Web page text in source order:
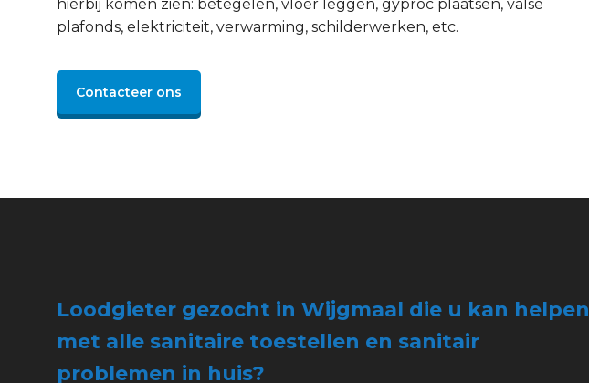
hierbij komen zien: betegelen, vloer leggen, gyproc plaatsen, valse
plafonds, elektriciteit, verwarming, schilderwerken, etc.
Contacteer ons
Loodgieter gezocht in Wijgmaal die u kan helpen
met alle sanitaire toestellen en sanitair
problemen in huis?